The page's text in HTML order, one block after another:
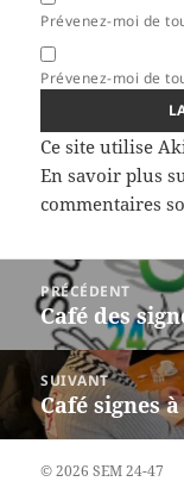
Prévenez-moi de
Prévenez-moi de
Ce site utilise
En savoir plus
commentaires
Navigation
l’article
PRÉCÉDENT
Article
précédent :
Café des
SUIVANT
Article
suivant :
Café signes
© 2026 SEM 24-47